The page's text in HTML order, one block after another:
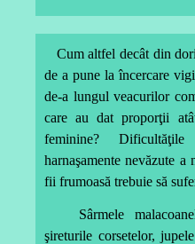
Cum altfel decât din
de a pune la încercare
de-a lungul veacurilor
care au dat proporţii
feminine?
harnaşamente nevăzute a
fii frumoasă trebuie să
Sârmele
şireturile corsetelor,